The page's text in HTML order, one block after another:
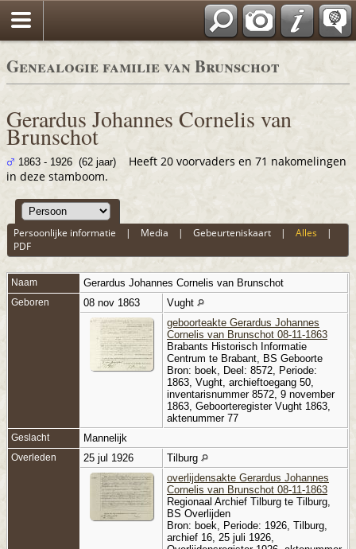
Genealogie familie van Brunschot
Gerardus Johannes Cornelis van
Brunschot
1863 - 1926 (62 jaar)
Heeft 20 voorvaders en 71 nakomelingen
in deze stamboom.
Persoonlijke informatie | Media |Gebeurteniskaart |Alles |
PDF
Naam Gerardus Johannes Cornelis van Brunschot
Geboren 08 nov 1863
Vught
geboorteakte Gerardus Johannes
Cornelis van Brunschot 08-11-1863
Brabants Historisch Informatie
Centrum te Brabant, BS Geboorte
Bron: boek, Deel: 8572, Periode:
1863, Vught, archieftoegang 50,
inventaris­num­mer 8572, 9 november
1863, Geboorteregister Vught 1863,
aktenummer 77
Geslacht Mannelijk
Overleden 25 jul 1926
Tilburg
overlijdensakte Gerardus Johannes
Cornelis van Brunschot 08-11-1863
Regionaal Archief Tilburg te Tilburg,
BS Overlijden
Bron: boek, Periode: 1926, Tilburg,
archief 16, 25 juli 1926,